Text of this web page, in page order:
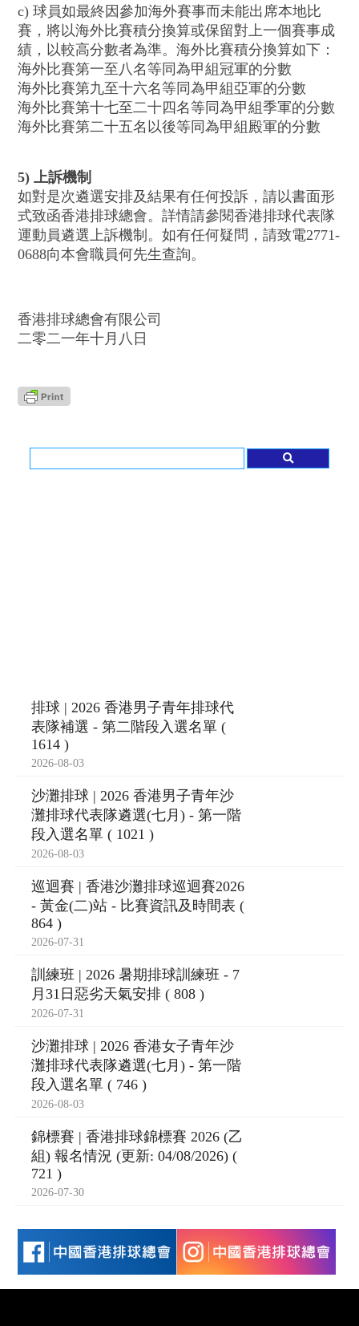
c) 球員如最終因參加海外賽事而未能出席本地比
賽，將以海外比賽積分換算或保留對上一個賽事成
績，以較高分數者為準。海外比賽積分換算如下：
海外比賽第一至八名等同為甲組冠軍的分數
海外比賽第九至十六名等同為甲組亞軍的分數
海外比賽第十七至二十四名等同為甲組季軍的分數
海外比賽第二十五名以後等同為甲組殿軍的分數
5) 上訴機制
如對是次遴選安排及結果有任何投訴，請以書面形
式致函香港排球總會。詳情請參閱香港排球代表隊
運動員遴選上訴機制。如有任何疑問，請致電2771-
0688向本會職員何先生查詢。
香港排球總會有限公司
二零二一年十月八日
排球 | 2026 香港男子青年排球代
表隊補選 - 第二階段入選名單 (
1614 )
2026-08-03
沙灘排球 | 2026 香港男子青年沙
灘排球代表隊遴選(七月) - 第一階
段入選名單 ( 1021 )
2026-08-03
巡迴賽 | 香港沙灘排球巡迴賽2026
- 黃金(二)站 - 比賽資訊及時間表 (
864 )
2026-07-31
訓練班 | 2026 暑期排球訓練班 - 7
月31日惡劣天氣安排 ( 808 )
2026-07-31
沙灘排球 | 2026 香港女子青年沙
灘排球代表隊遴選(七月) - 第一階
段入選名單 ( 746 )
2026-08-03
錦標賽 | 香港排球錦標賽 2026 (乙
組) 報名情況 (更新: 04/08/2026) (
721 )
2026-07-30